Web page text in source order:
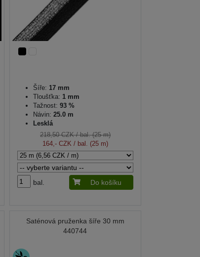
Šíře: 17 mm
Tloušťka: 1 mm
Tažnost: 93 %
Návin: 25.0 m
Lesklá
218,50 CZK/ bal. (25 m)
164,- CZK / bal. (25 m)
bal. Do košíku
Saténová pruženka šíře 30 mm
440744